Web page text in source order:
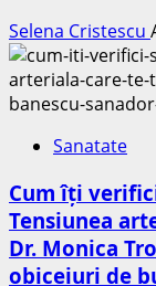
Selena Cristescu
Sanatate
Cum îți
Tensiunea
Dr. Monica
obiceiuri de